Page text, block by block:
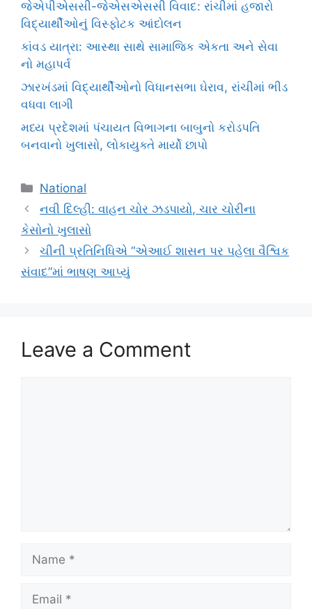
જેએપીએસસી-જેએસએસસી વિવાદ: રાંચીમાં હજારો
વિદ્યાર્થીઓનું વિસ્ફોટક આંદોલન
કાંવડ યાત્રા: આસ્થા સાથે સામાજિક એકતા અને સેવા
નો મહાપર્વ
ઝારખંડમાં વિદ્યાર્થીઓનો વિધાનસભા ઘેરાવ, રાંચીમાં ભીડ
વધવા લાગી
મધ્ય પ્રદેશમાં પંચાયત વિભાગના બાબુનો કરોડપતિ
બનવાનો ખુલાસો, લોકાયુક્તે માર્યો છાપો
Categories
National
નવી દિલ્હી: વાહન ચોર ઝડપાયો, ચાર ચોરીના
કેસોનો ખુલાસો
ચીની પ્રતિનિધિએ “એઆઈ શાસન પર પહેલા વૈશ્વિક
સંવાદ”માં ભાષણ આપ્યું
Leave a Comment
Name
Email